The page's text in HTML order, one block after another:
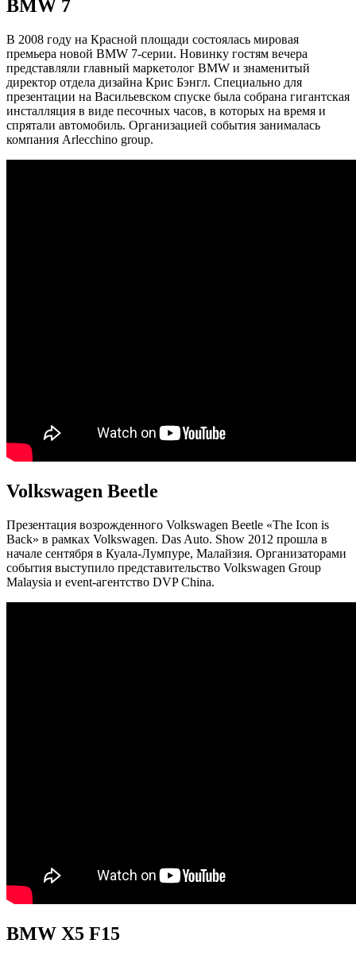
BMW 7
В 2008 году на Красной площади состоялась мировая
премьера новой BMW 7-серии. Новинку гостям вечера
представляли главный маркетолог BMW и знаменитый
директор отдела дизайна Крис Бэнгл. Специально для
презентации на Васильевском спуске была собрана гигантская
инсталляция в виде песочных часов, в которых на время и
спрятали автомобиль. Организацией события занималась
компания Arlecchino group.
Volkswagen Beetle
Презентация возрожденного Volkswagen Beetle «The Icon is
Back» в рамках Volkswagen. Das Auto. Show 2012 прошла в
начале сентября в Куала-Лумпуре, Малайзия. Организаторами
события выступило представительство Volkswagen Group
Malaysia и event-агентство DVP China.
BMW X5 F15